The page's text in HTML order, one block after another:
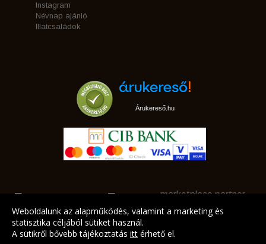
Instagram
Névnap ajánló
Illatcsaládok
Árukereső.hu
marketplace partner
Weboldalunk az alapműködés, valamint a marketing és
statisztika céljából sütiket használ.
A sütikről bővebb tájékoztatás itt érhető el.